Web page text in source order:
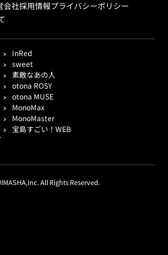
会社採用情報プライバシーポリシー
InRed
sweet
素敵なあの人
otona ROSY
otona MUSE
MonoMax
MonoMaster
宝島すごい！WEB
All Rights Reserved.